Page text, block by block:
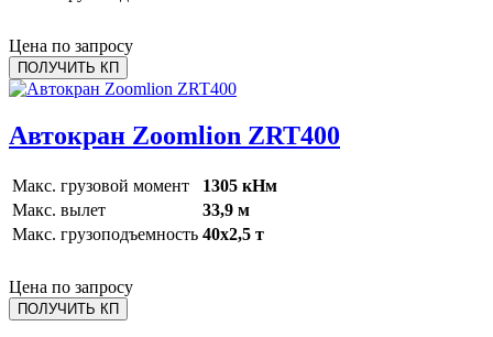
Цена по запросу
ПОЛУЧИТЬ КП
Автокран Zoomlion ZRT400
Макс. грузовой момент
1305 кНм
Макс. вылет
33,9 м
Макс. грузоподъемность 40x2,5 т
Цена по запросу
ПОЛУЧИТЬ КП